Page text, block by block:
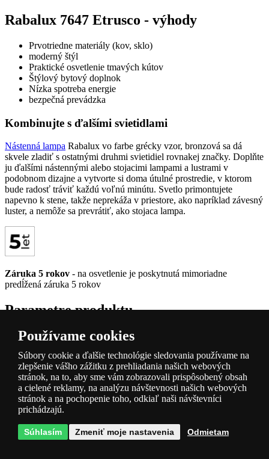
Rabalux 7647 Etrusco - výhody
Prvotriedne materiály (kov, sklo)
moderný štýl
Praktické osvetlenie tmavých kútov
Štýlový bytový doplnok
Nízka spotreba energie
bezpečná prevádzka
Kombinujte s ďalšími svietidlami
Nástenná lampa Rabalux vo farbe grécky vzor, bronzová sa dá
skvele zladiť s ostatnými druhmi svietidiel rovnakej značky. Doplňte
ju ďalšími nástennými alebo stojacimi lampami a lustrami v
podobnom dizajne a vytvorte si doma útulné prostredie, v ktorom
bude radosť tráviť každú voľnú minútu. Svetlo primontujete
napevno k stene, takže neprekáža v priestore, ako napríklad závesný
luster, a nemôže sa prevrátiť, ako stojaca lampa.
Záruka 5 rokov - na osvetlenie je poskytnutá mimoriadne
predĺžená záruka 5 rokov
Parametre produktu
Dostupnosť
Skladom na centrále ( 3-7 dní)
Farba
s motivom
Materiál
sklo, kov
Patice filtr
E27
Napájanie
220-240V
Zdroj súčasťou balenia nie
Krytie
Priemer [mm]
300
Farba
řecký vzor, ​​bronzová
Používame cookies
Súbory cookie a ďalšie technológie sledovania používame na
zlepšenie vášho zážitku z prehliadania našich webových
stránok, na to, aby sme vám zobrazovali prispôsobený obsah
a cielené reklamy, na analýzu návštevnosti našich webových
stránok a na pochopenie toho, odkiaľ naši návštevníci
prichádzajú.
Súhlasím Zmeniť moje nastavenia Odmietam